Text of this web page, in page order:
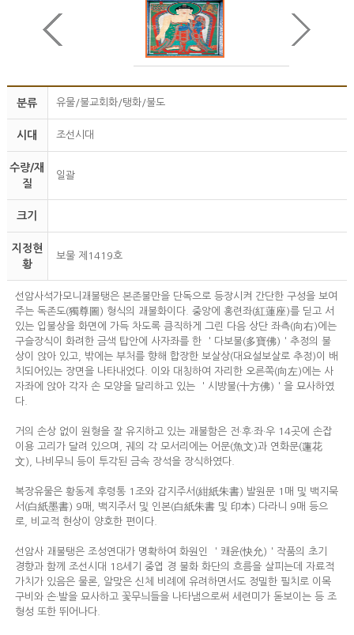
분류 유물/불교회화/탱화/불도
시대 조선시대
수량/재
질
일괄
크기
지정현
황
보물 제1419호
선암사석가모니괘불탱은 본존불만을 단독으로 등장시켜 간단한 구성을 보여
주는 독존도(獨尊圖) 형식의 괘불화이다. 중앙에 홍련좌(紅蓮座)를 딛고 서
있는 입불상을 화면에 가득 차도록 큼직하게 그린 다음 상단 좌측(向右)에는
구슬장식이 화려한 금색 탑안에 사자좌를 한 ＇다보불(多寶佛)＇추정의 불
상이 앉아 있고, 밖에는 부처를 향해 합장한 보살상(대요설보살로 추정)이 배
치되어있는 장면을 나타내었다. 이와 대칭하여 자리한 오른쪽(向左)에는 사
자좌에 앉아 각자 손 모양을 달리하고 있는 ＇시방불(十方佛)＇을 묘사하였
다.
거의 손상 없이 원형을 잘 유지하고 있는 괘불함은 전·후·좌·우 14곳에 손잡
이용 고리가 달려 있으며, 궤의 각 모서리에는 어문(魚文)과 연화문(蓮花
文), 나비무늬 등이 투각된 금속 장석을 장식하였다.
복장유물은 황동제 후령통 1조와 감지주서(紺紙朱書) 발원문 1매 및 백지묵
서(白紙墨書) 9매, 백지주서 및 인본(白紙朱書 및 印本) 다라니 9매 등으
로, 비교적 현상이 양호한 편이다.
선암사 괘불탱은 조성연대가 명확하여 화원인 ＇쾌윤(快允)＇작품의 초기
경향과 함께 조선시대 18세기 중엽 경 불화 화단의 흐름을 살피는데 자료적
가치가 있음은 물론, 알맞은 신체 비례에 유려하면서도 정밀한 필치로 이목
구비와 손·발을 묘사하고 꽃무늬들을 나타냄으로써 세련미가 돋보이는 등 조
형성 또한 뛰어나다.